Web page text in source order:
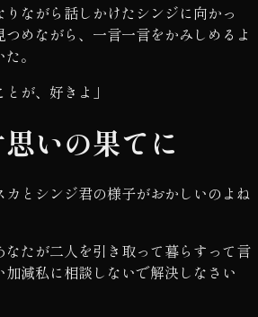
ながら話しかけたシンジに向かっ
めながら、一言一言をかみしめるよ
。
が、好きよ」
いの果てに
カとシンジ君の様子がおかしいのよね
たが二人を引き取って暮らすって言
減私に相談しないで解決しなさい